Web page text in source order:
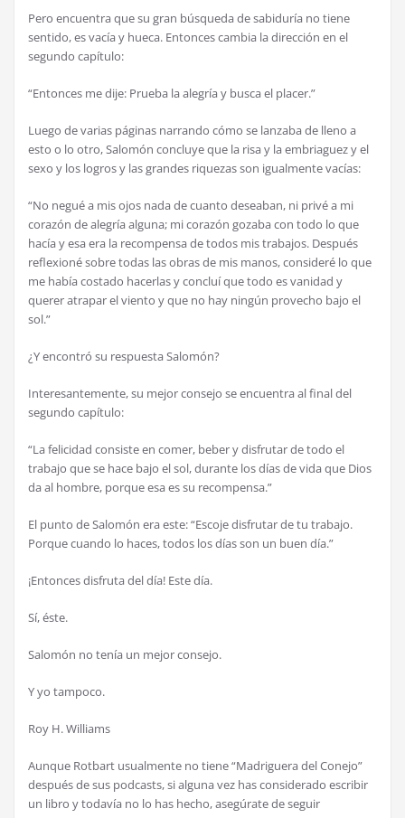
Pero encuentra que su gran búsqueda de sabiduría no tiene
sentido, es vacía y hueca. Entonces cambia la dirección en el
segundo capítulo:
“Entonces me dije: Prueba la alegría y busca el placer.”
Luego de varias páginas narrando cómo se lanzaba de lleno a
esto o lo otro, Salomón concluye que la risa y la embriaguez y el
sexo y los logros y las grandes riquezas son igualmente vacías:
“No neguéa mis ojos nada de cuanto deseaban, ni privéa mi
corazón de alegría alguna; mi corazón gozaba con todo lo que
hacía y esa era la recompensa de todos mis trabajos. Después
reflexionésobre todas las obras de mis manos, consideré lo que
me había costado hacerlas y concluíque todo es vanidad y
querer atrapar el viento y que no hay ningún provecho bajo el
sol.”
¿Y encontró su respuesta Salomón?
Interesantemente, su mejor consejo se encuentra al final del
segundo capítulo:
“La felicidad consiste en comer, beber y disfrutar de todo el
trabajo que se hace bajo el sol, durante los días de vida que Dios
da al hombre, porque esa es su recompensa.”
El punto de Salomón era este: “Escoje disfrutar de tu trabajo.
Porque cuando lo haces, todos los días son un buen día.”
¡Entonces disfruta del día! Este día.
Sí,éste.
Salomón no tenía un mejor consejo.
Y yo tampoco.
Roy H. Williams
Aunque Rotbart usualmente no tiene “Madriguera del Conejo”
después de sus podcasts, si alguna vez has considerado escribir
un libro y todavía no lo has hecho, asegúrate de seguir